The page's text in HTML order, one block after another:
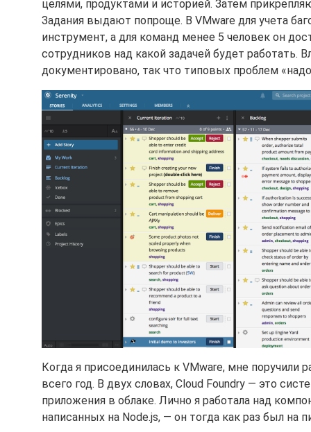
целями, продуктами и историей. Затем
Задания выдают попроще. В VMware для учета
инструмент, а для команд менее 5 человек он
сотрудников над какой задачей будет работать.
документировано, так что типовых проблем
Когда я присоединилась к VMware, мне поручили
всего год. В двух словах, Cloud Foundry — это
приложения в облаке. Лично я работала над
написанных на Node.js, — он тогда как раз был на